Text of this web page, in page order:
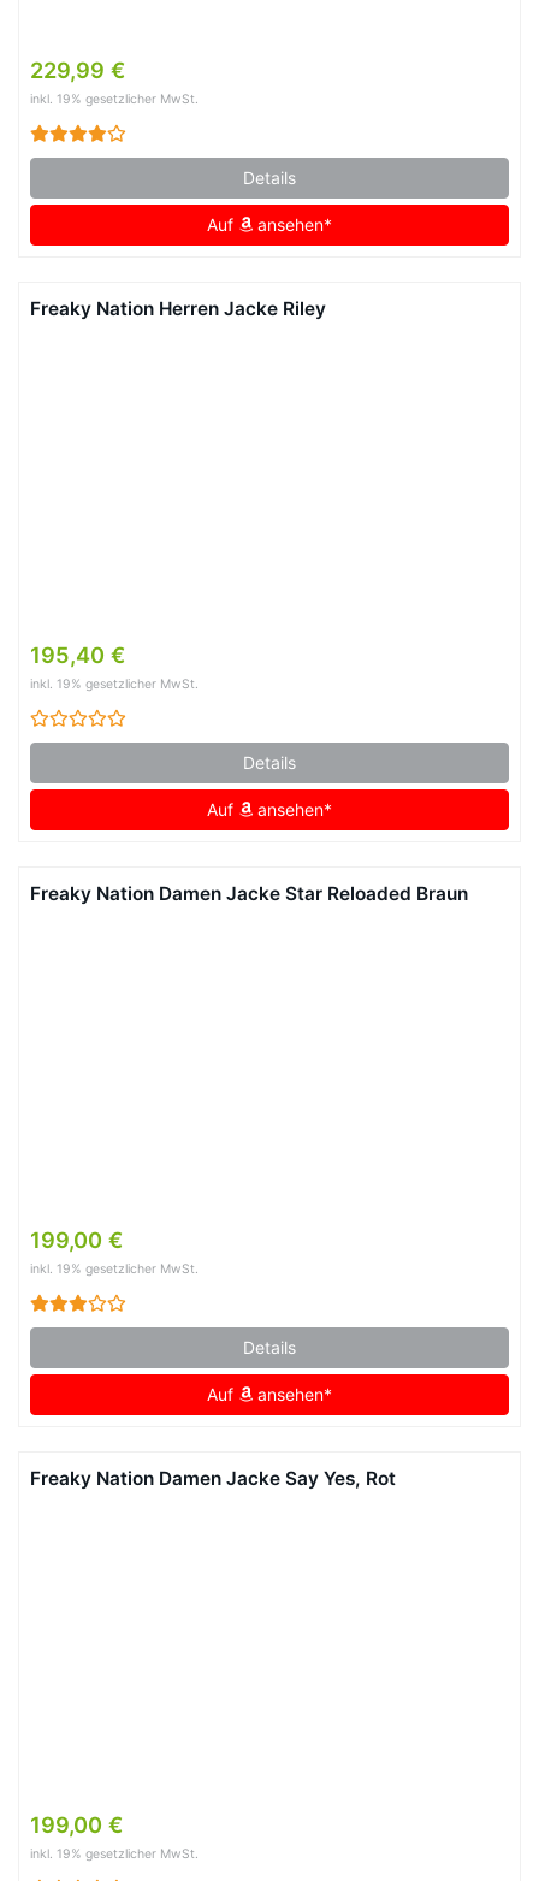
229,99 €
inkl. 19% gesetzlicher MwSt.
Details
Auf ansehen*
Freaky Nation Herren Jacke Riley
195,40 €
inkl. 19% gesetzlicher MwSt.
Details
Auf ansehen*
Freaky Nation Damen Jacke Star Reloaded Braun
199,00 €
inkl. 19% gesetzlicher MwSt.
Details
Auf ansehen*
Freaky Nation Damen Jacke Say Yes, Rot
199,00 €
inkl. 19% gesetzlicher MwSt.